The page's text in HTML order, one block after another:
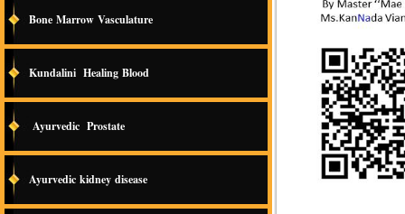
Bone Marrow Vasculature
Kundalini Healing Blood
Ayurvedic Prostate
Ayurvedic kidney disease